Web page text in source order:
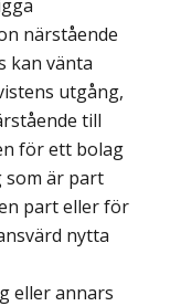
närstående
kan vänta
utgång,
till
för ett bolag
som är part
part eller för
nytta
eller annars